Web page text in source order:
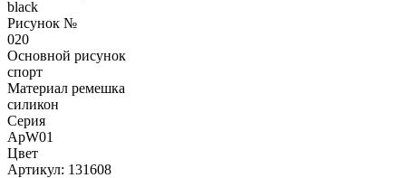
black
Рисунок №
020
Основной рисунок
спорт
Материал ремешка
силикон
Серия
ApW01
Цвет
Артикул: 131608